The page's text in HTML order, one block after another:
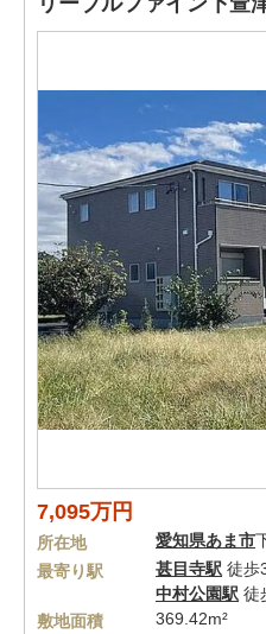
7,095万円
所在地 愛知県あま市
最寄り駅
甚目寺駅 徒歩
中村公園駅 徒
敷地面積
369.42m²